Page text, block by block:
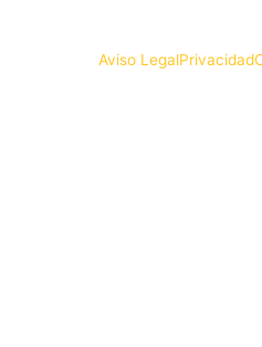
Aviso LegalPrivacidad